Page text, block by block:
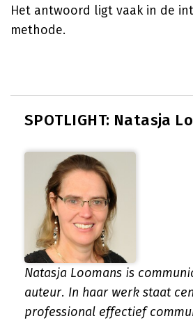
Het antwoord ligt vaak in de
methode.
SPOTLIGHT: Natasja
Natasja Loomans is
auteur. In haar werk staat
professional effectief